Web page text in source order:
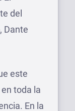
del
Dante
este
toda la
En la